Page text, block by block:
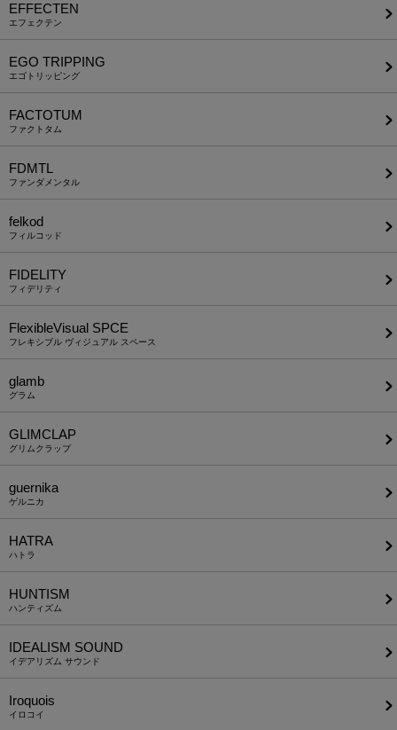
EFFECTEN
エフェクテン
EGO TRIPPING
エゴトリッピング
FACTOTUM
ファクトタム
FDMTL
ファンダメンタル
felkod
フィルコッド
FIDELITY
フィデリティ
FlexibleVisual SPCE
フレキシブル ヴィジュアル スペース
glamb
グラム
GLIMCLAP
グリムクラップ
guernika
ゲルニカ
HATRA
ハトラ
HUNTISM
ハンティズム
IDEALISM SOUND
イデアリズム サウンド
Iroquois
イロコイ